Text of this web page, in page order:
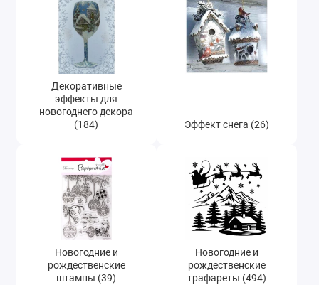
Декоративные
эффекты для
новогоднего декора
(184)
Эффект снега (26)
Новогодние и
рождественские
штампы (39)
Новогодние и
рождественские
трафареты (494)